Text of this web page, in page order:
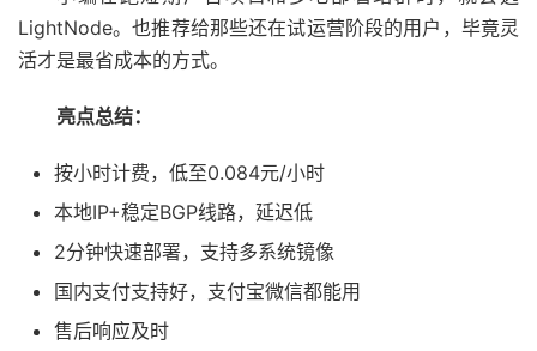
LightNode。也推荐给那些还在试运营阶段的用户，毕竟灵
活才是最省成本的方式。
亮点总结：
按小时计费，低至0.084元/小时
本地IP+稳定BGP线路，延迟低
2分钟快速部署，支持多系统镜像
国内支付支持好，支付宝微信都能用
售后响应及时